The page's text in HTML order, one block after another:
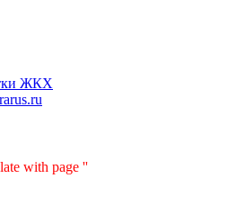
ЖКХ
with page ''